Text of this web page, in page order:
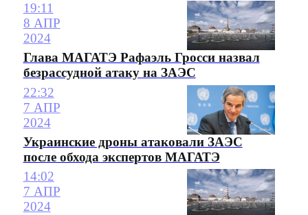
19:11
8 АПР
2024
Глава МАГАТЭ Рафаэль Гросси назвал
безрассудной атаку на ЗАЭС
22:32
7 АПР
2024
Украинские дроны атаковали ЗАЭС
после обхода экспертов МАГАТЭ
14:02
7 АПР
2024